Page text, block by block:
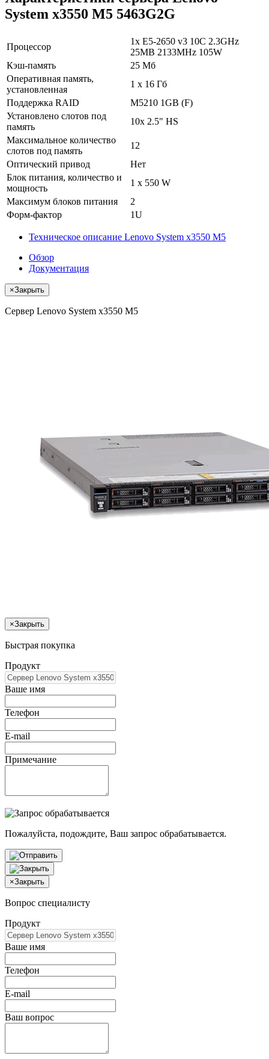
System x3550 M5 5463G2G
Процессор
1x E5-2650 v3 10C 2.3GHz
25MB 2133MHz 105W
Кэш-память
25 Мб
Оперативная память,
установленная
1 х 16 Гб
Поддержка RAID
M5210 1GB (F)
Установлено слотов под
память
10x 2.5" HS
Максимальное количество
слотов под память
12
Оптический привод
Нет
Блок питания, количество и
мощность
1 x 550 W
Максимум блоков питания
2
Форм-фактор
1U
Техническое описание Lenovo System x3550 M5
Обзор
Документация
×Закрыть
Сервер Lenovo System x3550 M5
×Закрыть
Быстрая покупка
Продукт
Ваше имя
Телефон
E-mail
Примечание
Пожалуйста, подождите, Ваш запрос обрабатывается.
×Закрыть
Вопрос специалисту
Продукт
Ваше имя
Телефон
E-mail
Ваш вопрос